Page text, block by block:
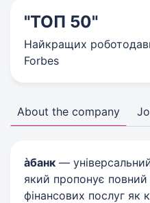
"ТОП 50"
Найкращих
Forbes
About the company
àбанк —
який пропонує
фінансових послуг як